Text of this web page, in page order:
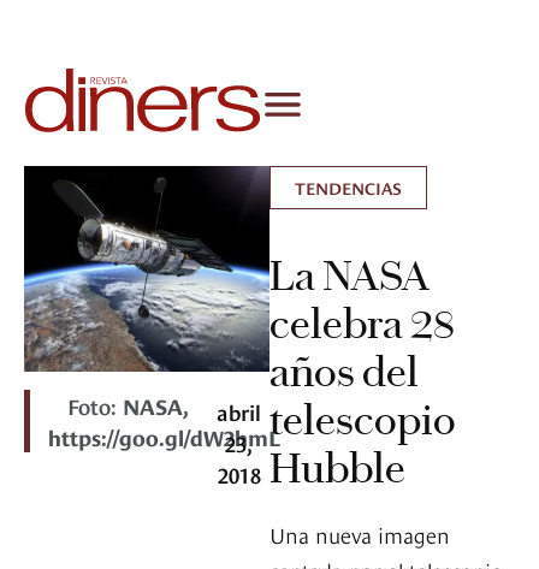
Foto: NASA,
https://goo.gl/dW2hmL
abril
23,
2018
TENDENCIAS
La NASA
celebra 28
años del
telescopio
Hubble
Una nueva imagen